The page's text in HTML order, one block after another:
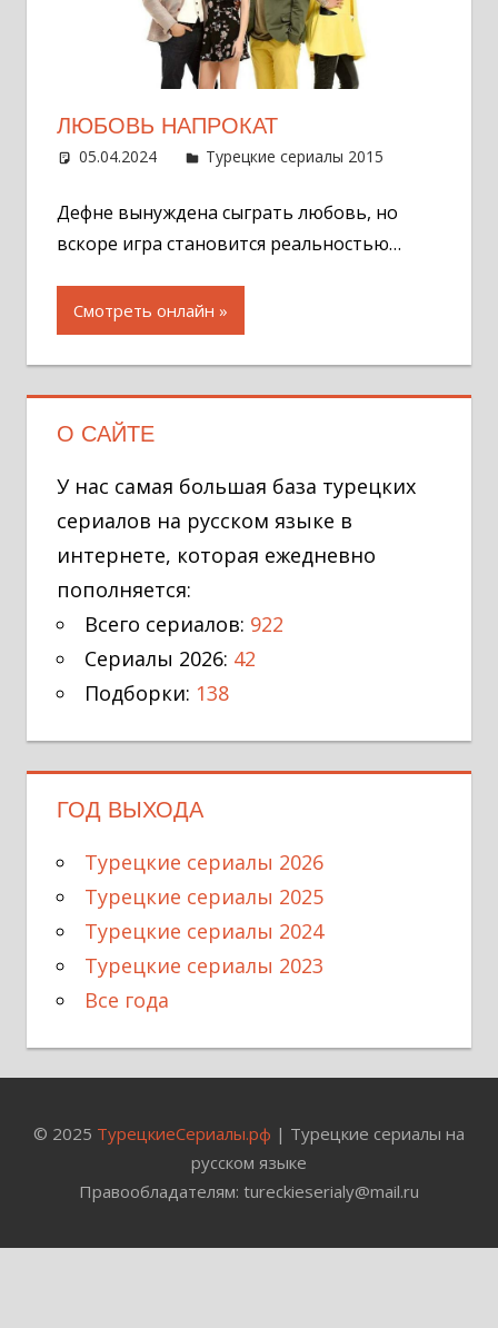
ЛЮБОВЬ НАПРОКАТ
05.04.2024 Администратор
Турецкие сериалы 2015
Дефне вынуждена сыграть любовь, но
вскоре игра становится реальностью…
Смотреть онлайн
О САЙТЕ
У нас самая большая база турецких
сериалов на русском языке в
интернете, которая ежедневно
пополняется:
Всего сериалов: 922
Сериалы 2026: 42
Подборки: 138
ГОД ВЫХОДА
Турецкие сериалы 2026
Турецкие сериалы 2025
Турецкие сериалы 2024
Турецкие сериалы 2023
Все года
© 2025 ТурецкиеСериалы.рф | Турецкие сериалы на
русском языке
Правообладателям: tureckieserialy@mail.ru